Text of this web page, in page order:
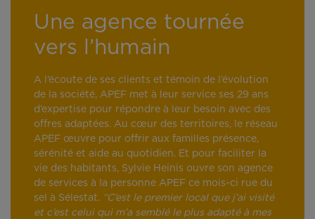
Une agence tournée
vers l’humain
A l’écoute de ses clients et témoin de l’évolution
de la société, APEF met à leur service ses 29 ans
d’expertise pour répondre à leur besoin avec des
offres adaptées. Au cœur des territoires, le réseau
APEF œuvre pour offrir aux familles présence,
sérénité et aide au quotidien. Et pour faciliter la
vie des habitants, Sylvie Heinis ouvre son agence
de services à la personne APEF ce mois-ci rue du
sel à Sélestat. “C’est le premier local que j’ai visité
et c’est celui qui m’a semblé le plus adapté à mes